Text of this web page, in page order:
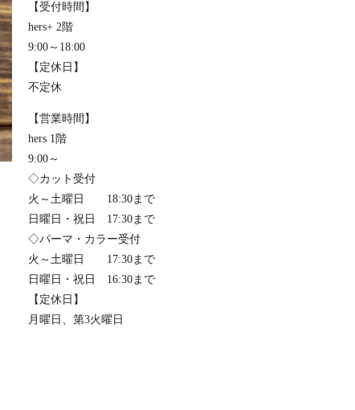
【受付時間】
hers+ 2階
9:00～18:00
【定休日】
不定休
【営業時間】
hers 1階
9:00～
◇カット受付
火～土曜日 18:30まで
日曜日・祝日 17:30まで
◇パーマ・カラー受付
火～土曜日 17:30まで
日曜日・祝日 16:30まで
【定休日】
月曜日、第3火曜日